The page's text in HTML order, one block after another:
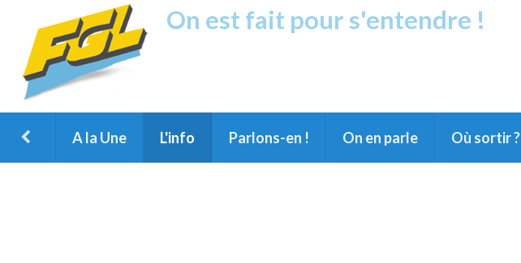
On est fait pour s'entendre !
A la Une L'info Parlons-en ! On en parle Où sortir ?